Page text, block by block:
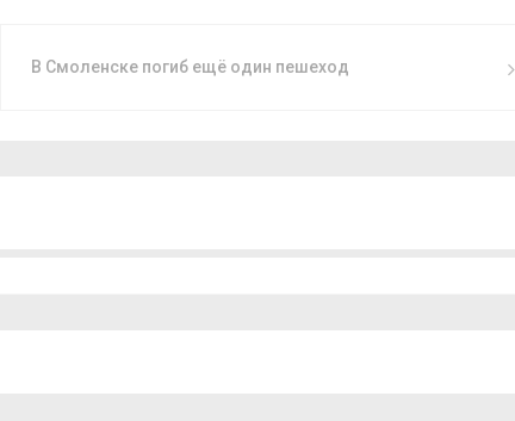
В Смоленске погиб ещё один пешеход